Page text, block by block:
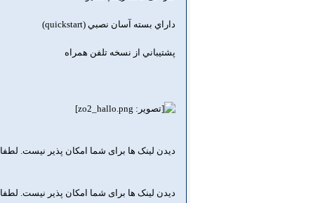
داراي بسته آسان نصبي (quickstart)
پشتيباني از نسخه تلفن همراه
دیدن لینک ها برای شما امکان پذیر نیست. لطفا
دیدن لینک ها برای شما امکان پذیر نیست. لطفا